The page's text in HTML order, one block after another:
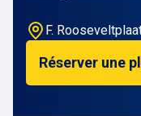
F.
Réserver une